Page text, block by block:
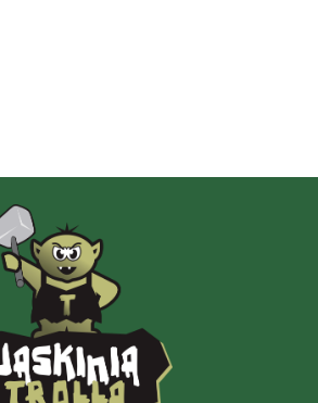
AMIGO Spiel